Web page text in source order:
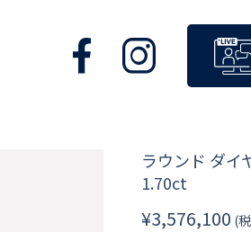
ラウンド ダイ
1.70ct
¥3,576,100 (